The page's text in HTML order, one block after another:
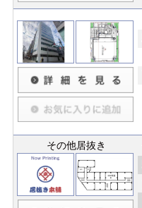
その他居抜き